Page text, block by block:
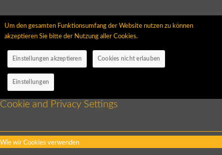
Um den gesamten Funktionsumfang der Website nutzen zu können
akzeptieren Sie bitte der Nutzung aller Cookies.
Einstellungen akzeptieren Cookies nicht erlauben
Einstellungen
Cookie and Privacy Settings
Wie wir Cookies verwenden